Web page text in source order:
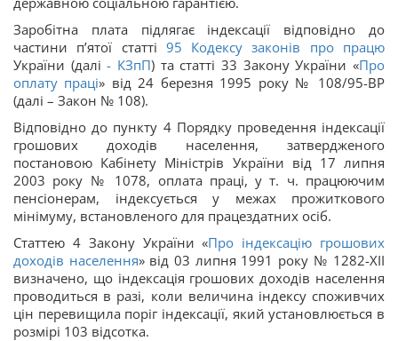
Заробітна плата підлягає індексації відповідно до
частини п’ятої статті 95 Кодексу законів про працю
України (далі - КЗпП) та статті 33 3акону України «Про
оплату праці» від 24 березня 1995 року № 108/95-ВР
(далі – Закон № 108).
Відповідно до пункту 4 Порядку проведення індексації
грошових доходів населення, затвердженого
постановою Кабінету Міністрів України від 17 липня
2003 року № 1078, оплата праці, у т. ч. працюючим
пенсіонерам, індексується у межах прожиткового
мінімуму, встановленого для працездатних осіб.
Статтею 4 Закону України «Про індексацію грошових
доходів населення» від 03 липня 1991 року № 1282-ХІІ
визначено, що індексація грошових доходів населення
проводиться в разі, коли величина індексу споживчих
цін перевищила поріг індексації, який установлюється в
розмірі 103 відсотка.